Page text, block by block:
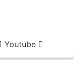
Youtube